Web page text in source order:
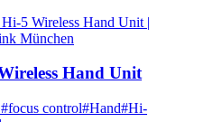
Hand Unit
#focus control#Hand#Hi-